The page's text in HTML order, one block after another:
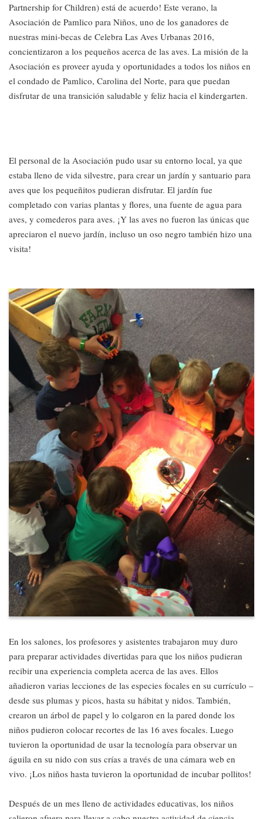
Partnership for Children) está de acuerdo! Este verano, la
Asociación de Pamlico para Niños, uno de los ganadores de
nuestras mini-becas de Celebra Las Aves Urbanas 2016,
concientizaron a los pequeños acerca de las aves. La misión de la
Asociación es proveer ayuda y oportunidades a todos los niños en
el condado de Pamlico, Carolina del Norte, para que puedan
disfrutar de una transición saludable y feliz hacia el kindergarten.
El personal de la Asociación pudo usar su entorno local, ya que
estaba lleno de vida silvestre, para crear un jardín y santuario para
aves que los pequeñitos pudieran disfrutar. El jardín fue
completado con varias plantas y flores, una fuente de agua para
aves, y comederos para aves. ¡Y las aves no fueron las únicas que
apreciaron el nuevo jardín, incluso un oso negro también hizo una
visita!
En los salones, los profesores y asistentes trabajaron muy duro
para preparar actividades divertidas para que los niños pudieran
recibir una experiencia completa acerca de las aves. Ellos
añadieron varias lecciones de las especies focales en su currículo –
desde sus plumas y picos, hasta su hábitat y nidos. También,
crearon un árbol de papel y lo colgaron en la pared donde los
niños pudieron colocar recortes de las 16 aves focales. Luego
tuvieron la oportunidad de usar la tecnología para observar un
águila en su nido con sus crías a través de una cámara web en
vivo. ¡Los niños hasta tuvieron la oportunidad de incubar pollitos!
Después de un mes lleno de actividades educativas, los niños